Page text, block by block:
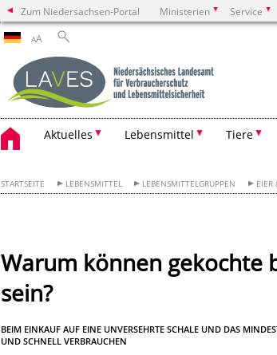
Zum Niedersachsen-Portal Ministerien Service
AA
Aktuelles Lebensmittel Tiere
STARTSEITE LEBENSMITTEL LEBENSMITTELGRUPPEN EIER
Warum können gekochte
sein?
BEIM EINKAUF AUF EINE UNVERSEHRTE SCHALE UND DAS
UND SCHNELL VERBRAUCHEN